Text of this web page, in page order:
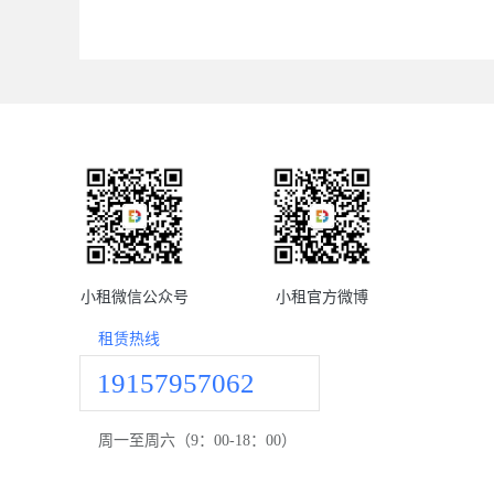
小租微信公众号 小租官方微博
租赁热线
19157957062
周一至周六（9：00-18：00）